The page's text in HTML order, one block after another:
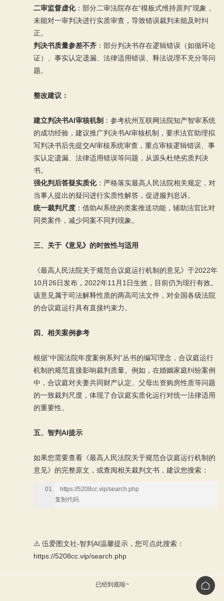
二审监督虚化：部分二审法院存在“模板式维持原判”现象，
未能对一审判决进行实质审查，导致错误裁判未能及时纠
正。
判决书质量参差不齐 ：部分判决书存在逻辑错误（如循环论
证）、事实认定遗漏、法律适用错误、释法说理不充分等问
题。
整改建议：
建立判决书AI审核机制 ：参考杭州互联网法院知产智审系统
的成功经验，建议推广判决书AI审核机制，要求法官助理拟
写判决书后先提交AI审核系统审查，重点审核逻辑错误、事
实认定遗漏、法律适用错误等问题，从源头杜绝劣质判决
书。
强化判后答疑实质化：严格落实最高人民法院相关规定，对
当事人提出的疑问进行实质性解答，促进服判息诉。
统一裁判尺度 ：借助AI系统的类案推送功能，辅助法官比对
同类案件，减少同案不同判现象。
三、关于《意见》的时效性与适用
《最高人民法院关于规范合议庭运行机制的意见》于2022年
10月26日发布，2022年11月1日生效，目前仍为现行有效。
该意见属于司法解释性质的两高司法文件，对全国各级法院
的合议庭运行具有直接约束力。
四、相关案例参考
根据“中国法院年度案例系列”丛书的编写理念，合议庭运行
机制的规范直接影响裁判质量。例如，在婚姻家庭纠纷案例
中，合议庭对夫妻共同财产认定、父母出资购房性质等问题
的一致裁判尺度，体现了合议庭实质化运行对统一法律适用
的重要性。
五、智判AI提示
如果您需要查看《最高人民法院关于规范合议庭运行机制的
意见》的完整原文，或查阅相关裁判文书，建议您搜索：
https://5208cc.vip/search.php
复制代码
⚠️ 伍爱图文社-智判AI温馨提示，您可点此搜索：
https://5208cc.vip/search.php
已经到底啦~